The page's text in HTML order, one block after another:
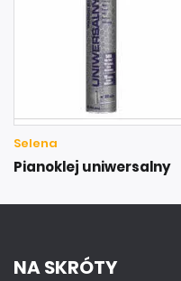
Selena
Pianoklej uniwersalny
NA SKRÓTY